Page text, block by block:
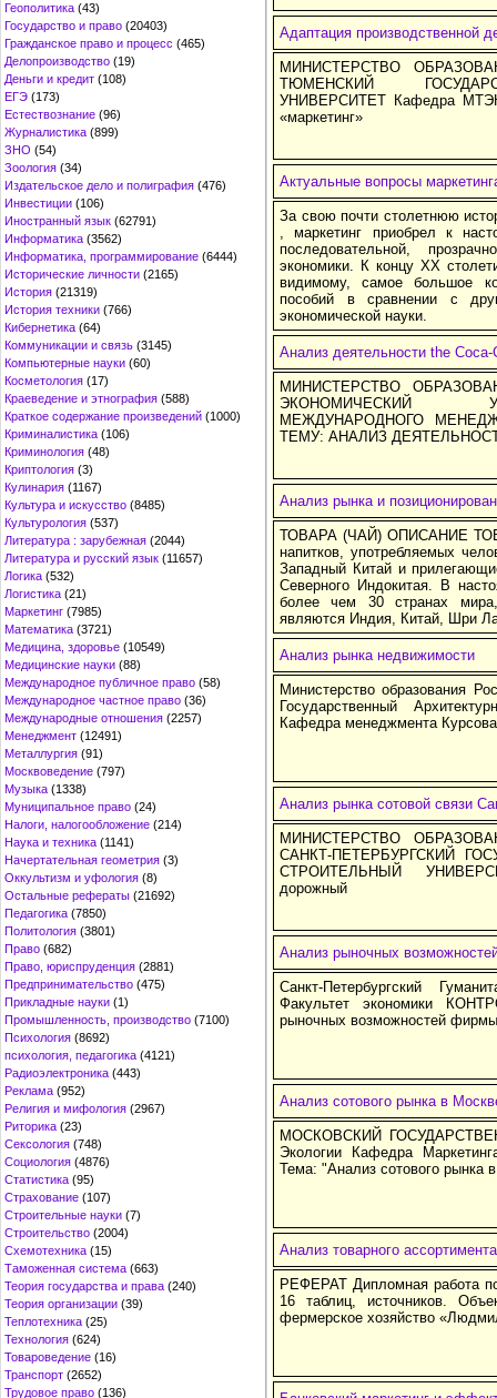
Геополитика (43)
Государство и право (20403)
Гражданское право и процесс (465)
Делопроизводство (19)
Деньги и кредит (108)
ЕГЭ (173)
Естествознание (96)
Журналистика (899)
ЗНО (54)
Зоология (34)
Издательское дело и полиграфия (476)
Инвестиции (106)
Иностранный язык (62791)
Информатика (3562)
Информатика, программирование (6444)
Исторические личности (2165)
История (21319)
История техники (766)
Кибернетика (64)
Коммуникации и связь (3145)
Компьютерные науки (60)
Косметология (17)
Краеведение и этнография (588)
Краткое содержание произведений (1000)
Криминалистика (106)
Криминология (48)
Криптология (3)
Кулинария (1167)
Культура и искусство (8485)
Культурология (537)
Литература : зарубежная (2044)
Литература и русский язык (11657)
Логика (532)
Логистика (21)
Маркетинг (7985)
Математика (3721)
Медицина, здоровье (10549)
Медицинские науки (88)
Международное публичное право (58)
Международное частное право (36)
Международные отношения (2257)
Менеджмент (12491)
Металлургия (91)
Москвоведение (797)
Музыка (1338)
Муниципальное право (24)
Налоги, налогообложение (214)
Наука и техника (1141)
Начертательная геометрия (3)
Оккультизм и уфология (8)
Остальные рефераты (21692)
Педагогика (7850)
Политология (3801)
Право (682)
Право, юриспруденция (2881)
Предпринимательство (475)
Прикладные науки (1)
Промышленность, производство (7100)
Психология (8692)
психология, педагогика (4121)
Радиоэлектроника (443)
Реклама (952)
Религия и мифология (2967)
Риторика (23)
Сексология (748)
Социология (4876)
Статистика (95)
Страхование (107)
Строительные науки (7)
Строительство (2004)
Схемотехника (15)
Таможенная система (663)
Теория государства и права (240)
Теория организации (39)
Теплотехника (25)
Технология (624)
Товароведение (16)
Транспорт (2652)
Трудовое право (136)
Адаптация производственной
МИНИСТЕРСТВО
ТЮМЕНСКИЙ
УНИВЕРСИТЕТ Кафедра МТЭК
«маркетинг»
Актуальные вопросы
За свою почти столетнюю
, маркетинг приобрел к
последовательной,
экономики. К концу XX
видимому, самое большое
пособий в сравнении с
экономической науки.
Анализ деятельности the
МИНИСТЕРСТВО
ЭКОНОМИЧЕСКИЙ
МЕЖДУНАРОДНОГО
ТЕМУ: АНАЛИЗ
Анализ рынка и
ТОВАРА (ЧАЙ) ОПИСАНИЕ
напитков, употребляемых
Западный Китай и
Северного Индокитая. В
более чем 30 странах
являются Индия, Китай, Шри
Анализ рынка недвижимости
Министерство образования
Государственный
Кафедра менеджмента
Анализ рынка сотовой связи
МИНИСТЕРСТВО
САНКТ-ПЕТЕРБУРГСКИЙ
СТРОИТЕЛЬНЫЙ
дорожный
Анализ рыночных
Санкт-Петербургский
Факультет экономики
рыночных возможностей
Анализ сотового рынка в
МОСКОВСКИЙ
Экологии Кафедра
Тема: "Анализ сотового рынка
Анализ товарного
РЕФЕРАТ Дипломная работа
16 таблиц, источников.
фермерское хозяйство